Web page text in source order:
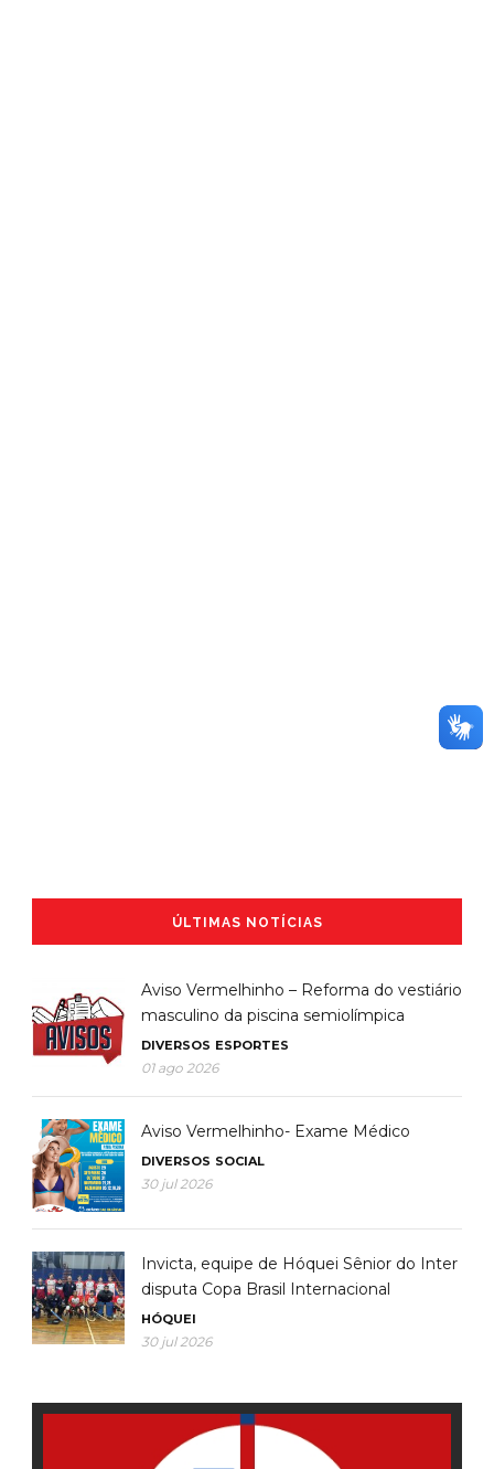
ÚLTIMAS NOTÍCIAS
Aviso Vermelhinho – Reforma do vestiário
masculino da piscina semiolímpica
DIVERSOS ESPORTES
01 ago 2026
Aviso Vermelhinho- Exame Médico
DIVERSOS SOCIAL
30 jul 2026
Invicta, equipe de Hóquei Sênior do Inter
disputa Copa Brasil Internacional
HÓQUEI
30 jul 2026